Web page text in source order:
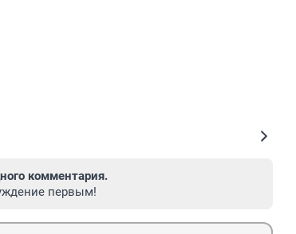
комментария.
первым!